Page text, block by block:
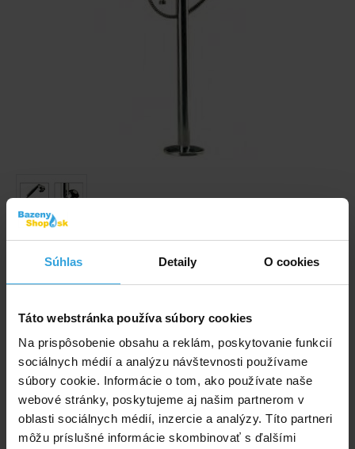
Súhlas Detaily O cookies
Táto webstránka používa súbory cookies
Na prispôsobenie obsahu a reklám, poskytovanie funkcií
sociálnych médií a analýzu návštevnosti používame
súbory cookie. Informácie o tom, ako používate naše
webové stránky, poskytujeme aj našim partnerom v
oblasti sociálnych médií, inzercie a analýzy. Títo partneri
môžu príslušné informácie skombinovať s ďalšími
Obrázky a videá majú ilustračný charakter.
Bazénová sprcha na studenú vodu s kropítkem na
Kód produktu: BK1723
Značka: ASTRALPOOL
Dostupnost:Do 5 dní